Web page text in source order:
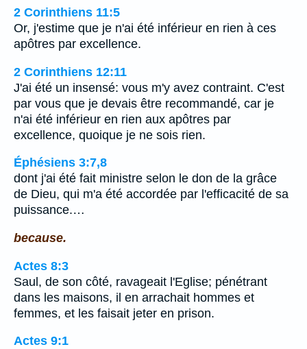
2 Corinthiens 11:5
Or, j'estime que je n'ai été inférieur en rien à ces
apôtres par excellence.
2 Corinthiens 12:11
J'ai été un insensé: vous m'y avez contraint. C'est
par vous que je devais être recommandé, car je
n'ai été inférieur en rien aux apôtres par
excellence, quoique je ne sois rien.
Éphésiens 3:7,8
dont j'ai été fait ministre selon le don de la grâce
de Dieu, qui m'a été accordée par l'efficacité de sa
puissance.…
because.
Actes 8:3
Saul, de son côté, ravageait l'Eglise; pénétrant
dans les maisons, il en arrachait hommes et
femmes, et les faisait jeter en prison.
Actes 9:1